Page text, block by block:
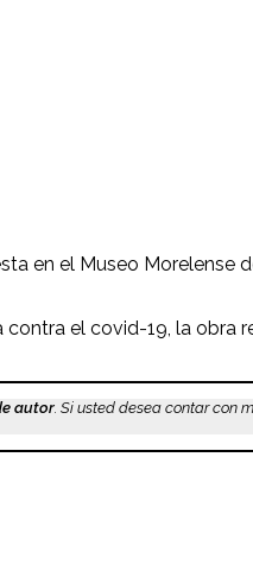
en el Museo Morelense
el covid-19, la obra
autor. Si usted desea contar con